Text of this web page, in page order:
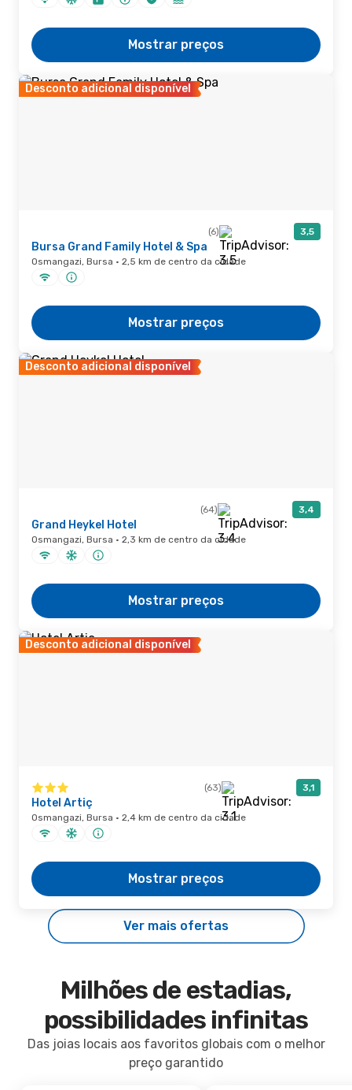
Mostrar preços
Desconto adicional disponível
(6) 3,5
Bursa Grand Family Hotel & Spa
Osmangazi, Bursa · 2,5 km de centro da cidade
Mostrar preços
Desconto adicional disponível
(64) 3,4
Grand Heykel Hotel
Osmangazi, Bursa · 2,3 km de centro da cidade
Mostrar preços
Desconto adicional disponível
(63) 3,1
Hotel Artiç
Osmangazi, Bursa · 2,4 km de centro da cidade
Mostrar preços
Ver mais ofertas
Milhões de estadias,
possibilidades infinitas
Das joias locais aos favoritos globais com o melhor
preço garantido